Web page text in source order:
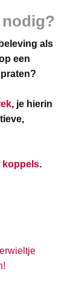
als
een
, je hierin
koppels.